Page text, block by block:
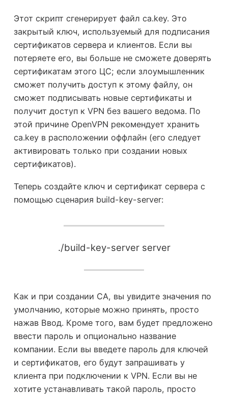
Этот скрипт сгенерирует файл ca.key. Это
закрытый ключ, используемый для подписания
сертификатов сервера и клиентов. Если вы
потеряете его, вы больше не сможете доверять
сертификатам этого ЦС; если злоумышленник
сможет получить доступ к этому файлу, он
сможет подписывать новые сертификаты и
получит доступ к VPN без вашего ведома. По
этой причине OpenVPN рекомендует хранить
ca.key в расположении оффлайн (его следует
активировать только при создании новых
сертификатов).
Теперь создайте ключ и сертификат сервера с
помощью сценария build-key-server:
./build-key-server server
Как и при создании CA, вы увидите значения по
умолчанию, которые можно принять, просто
нажав Ввод. Кроме того, вам будет предложено
ввести пароль и опционально название
компании. Если вы введете пароль для ключей
и сертификатов, его будут запрашивать у
клиента при подключении к VPN. Если вы не
хотите устанавливать такой пароль, просто